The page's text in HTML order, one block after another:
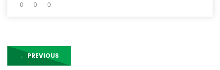
0
0 0
← PREVIOUS